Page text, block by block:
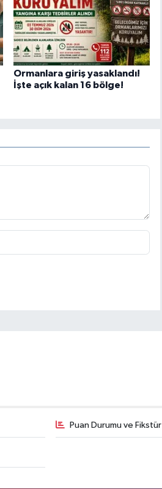
Ormanlara giriş yasaklandı!
İşte açık kalan 16 bölge!
Puan Durumu ve Fikstür